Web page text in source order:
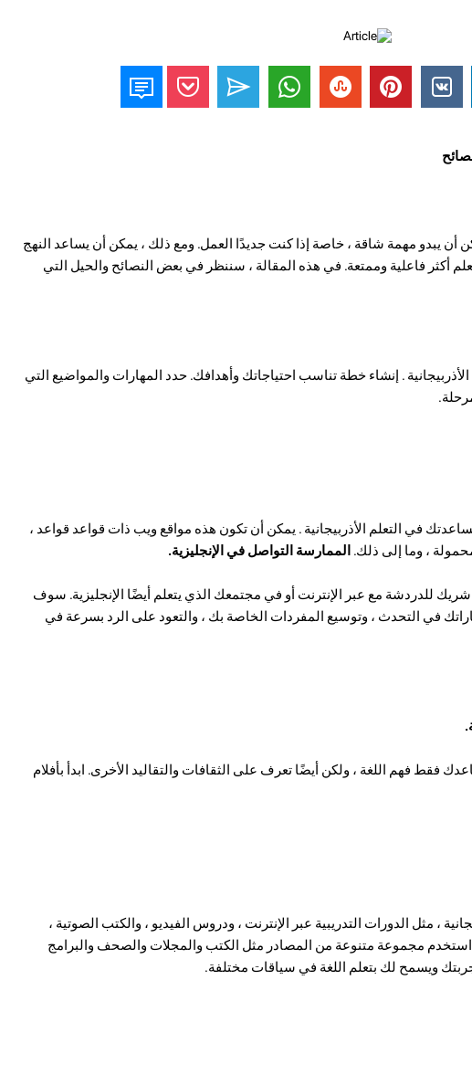
أن يبدو مهمة شاقة ، خاصة إذا كنت جديدًا العمل. ومع ذلك ، يمكن أن يساعد النهج
أكثر فاعلية وممتعة. في هذه المقالة ، سننظر في بعض النصائح والحيل التي
. إنشاء خطة تناسب احتياجاتك وأهدافك. حدد المهارات والمواضيع التي
في التعلم الأذربيجانية . يمكن أن تكون هذه مواقع ويب ذات قواعد قواعد ،
، وما إلى ذلك. الممارسة التواصل في الإنجليزية.
للدردشة مع عبر الإنترنت أو في مجتمعك الذي يتعلم أيضًا الإنجليزية. سوف
في التحدث ، وتوسيع المفردات الخاصة بك ، والتعود على الرد بسرعة في
فقط فهم اللغة ، ولكن أيضًا تعرف على الثقافات والتقاليد الأخرى. ابدأ بأفلام
، مثل الدورات التدريبية عبر الإنترنت ، ودروس الفيديو ، والكتب الصوتية ،
مجموعة متنوعة من المصادر مثل الكتب والمجلات والصحف والبرامج
ويسمح لك بتعلم اللغة في سياقات مختلفة.